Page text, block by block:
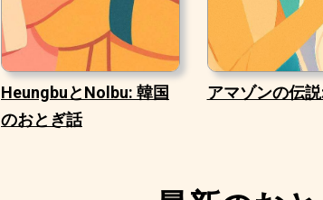
HeungbuとNolbu: 韓国
のおとぎ話
アマゾンの伝